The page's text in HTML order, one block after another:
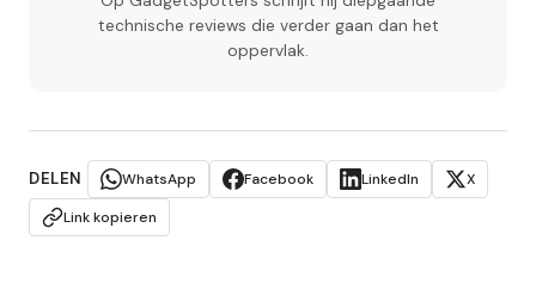
technische reviews die verder gaan dan het
oppervlak.
DELEN WhatsApp Facebook LinkedIn
X
Link kopieren